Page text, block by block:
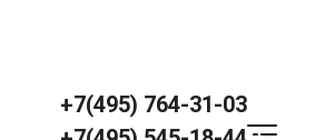
+7(495) 764-31-03